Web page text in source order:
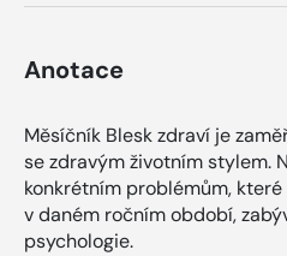
Anotace
Měsíčník Blesk zdraví je
se zdravým životním stylem.
konkrétním problémům,
v daném ročním období,
psychologie.